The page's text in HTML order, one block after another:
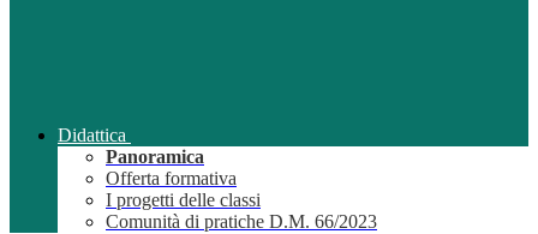
Didattica
Panoramica
Offerta formativa
I progetti delle classi
Comunità di pratiche D.M. 66/2023